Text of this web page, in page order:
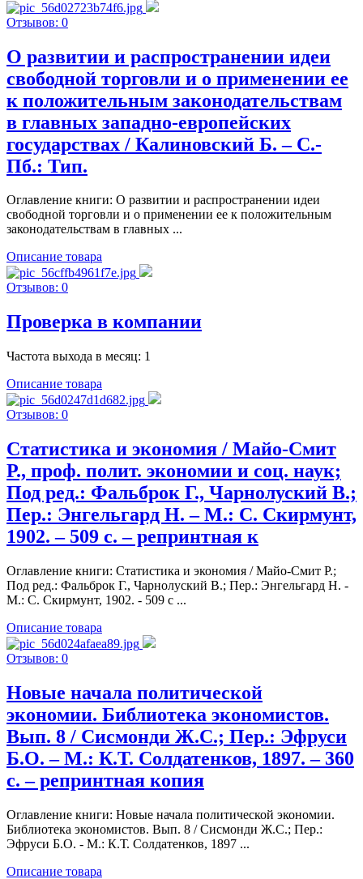
Отзывов: 0
О развитии и распространении идеи
свободной торговли и о применении ее
к положительным законодательствам
в главных западно-европейских
государствах / Калиновский Б. – С.-
Пб.: Тип.
Оглавление книги: О развитии и распространении идеи
свободной торговли и о применении ее к положительным
законодательствам в главных ...
Описание товара
Отзывов: 0
Проверка в компании
Частота выхода в месяц: 1
Описание товара
Отзывов: 0
Статистика и экономия / Майо-Смит
Р., проф. полит. экономии и соц. наук;
Под ред.: Фальброк Г., Чарнолуский В.;
Пер.: Энгельгард Н. – М.: С. Скирмунт,
1902. – 509 c. – репринтная к
Оглавление книги: Статистика и экономия / Майо-Смит Р.;
Под ред.: Фальброк Г., Чарнолуский В.; Пер.: Энгельгард Н. -
М.: С. Скирмунт, 1902. - 509 c ...
Описание товара
Отзывов: 0
Новые начала политической
экономии. Библиотека экономистов.
Вып. 8 / Сисмонди Ж.С.; Пер.: Эфруси
Б.О. – М.: К.Т. Солдатенков, 1897. – 360
c. – репринтная копия
Оглавление книги: Новые начала политической экономии.
Библиотека экономистов. Вып. 8 / Сисмонди Ж.С.; Пер.:
Эфруси Б.О. - М.: К.Т. Солдатенков, 1897 ...
Описание товара